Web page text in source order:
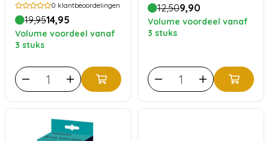
0 klantbeoordelingen
19,9514,95
Volume voordeel vanaf
3 stuks
12,509,90
Volume voordeel vanaf
3 stuks